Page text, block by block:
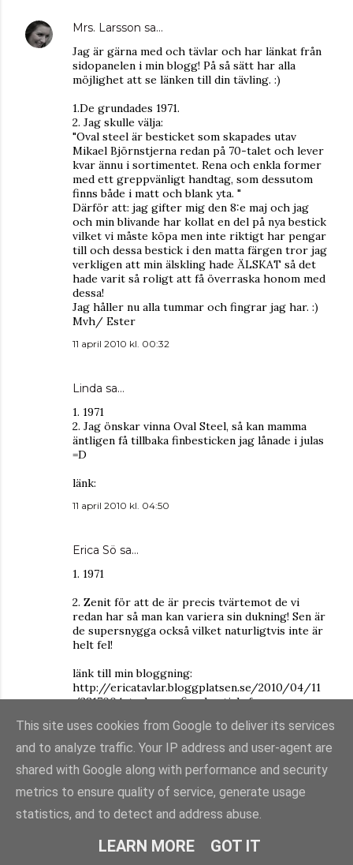
Mrs. Larsson sa…
Jag är gärna med och tävlar och har länkat från
sidopanelen i min blogg! På så sätt har alla
möjlighet att se länken till din tävling. :)
1.De grundades 1971.
2. Jag skulle välja:
"Oval steel är besticket som skapades utav
Mikael Björnstjerna redan på 70-talet och lever
kvar ännu i sortimentet. Rena och enkla former
med ett greppvänligt handtag, som dessutom
finns både i matt och blank yta. "
Därför att: jag gifter mig den 8:e maj och jag
och min blivande har kollat en del på nya bestick
vilket vi måste köpa men inte riktigt har pengar
till och dessa bestick i den matta färgen tror jag
verkligen att min älskling hade ÄLSKAT så det
hade varit så roligt att få överraska honom med
dessa!
Jag håller nu alla tummar och fingrar jag har. :)
Mvh/ Ester
11 april 2010 kl. 00:32
Linda sa…
1. 1971
2. Jag önskar vinna Oval Steel, så kan mamma
äntligen få tillbaka finbesticken jag lånade i julas
=D
länk:
11 april 2010 kl. 04:50
Erica Sö sa…
1. 1971
2. Zenit för att de är precis tvärtemot de vi
redan har så man kan variera sin dukning! Sen är
de supersnygga också vilket naturligtvis inte är
helt fel!
länk till min bloggning:
http://ericatavlar.bloggplatsen.se/2010/04/11
/2817004-tavla-om-fina-bestick-fran-
Vilket fint pris du har i din tävling!
// Erica
erica@stocksjo.se
This site uses cookies from Google to deliver its services
and to analyze traffic. Your IP address and user-agent are
shared with Google along with performance and security
metrics to ensure quality of service, generate usage
statistics, and to detect and address abuse.
LEARN MORE GOT IT